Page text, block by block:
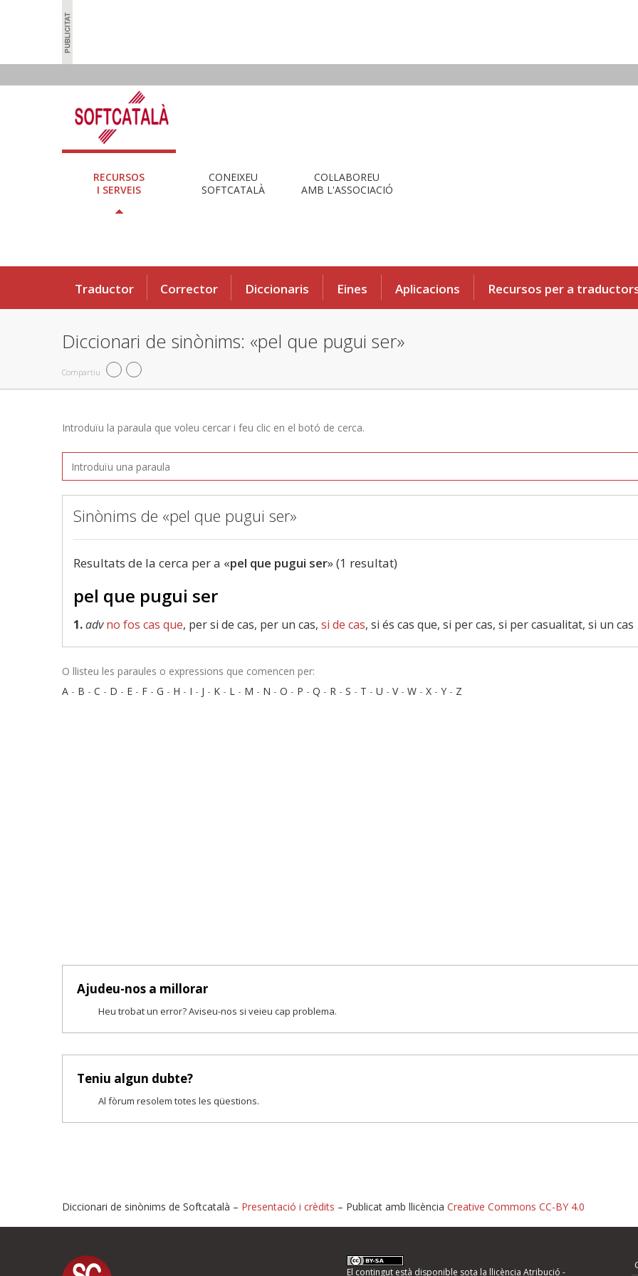
RECURSOS
I SERVEIS
CONEIXEU
SOFTCATALÀ
COL·LABOREU
AMB L'ASSOCIACIÓ
Traductor Corrector Diccionaris Eines Aplicacions Recursos per a
Diccionari de sinònims: «pel que pugui ser»
Compartiu
Introduïu la paraula que voleu cercar i feu clic en el botó de cerca.
Sinònims de «pel que pugui ser»
Resultats de la cerca per a «pel que pugui ser» (1 resultat)
pel que pugui ser
1.adv no fos cas que, per si de cas, per un cas, si de cas, si és cas que, si per cas, si per casualitat, si un cas
O llisteu les paraules o expressions que comencen per:
A - B - C - D - E - F - G - H - I - J - K - L - M - N - O - P - Q - R - S - T - U - V- W - X - Y - Z
Ajudeu-nos a millorar
Heu trobat un error? Aviseu-nos si veieu cap problema.
Teniu algun dubte?
Al fòrum resolem totes les qüestions.
Proposeu-nos millores o informeu d'errors
Diccionari de sinònims de Softcatalà – Presentació i crèdits – Publicat amb llicència Creative Commons CC-BY 4.0
El contingut està disponible sota la llicència Atribució -